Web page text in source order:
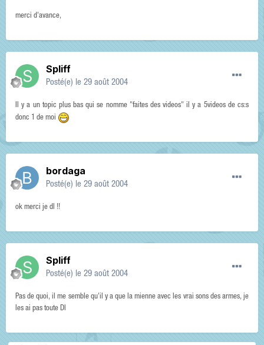
merci d'avance,
Spliff
Posté(e) le 29 août 2004
Il y a un topic plus bas qui se nomme "faites des videos" il y a 5videos de cs:s
donc 1 de moi
bordaga
Posté(e) le 29 août 2004
ok merci je dl !!
Spliff
Posté(e) le 29 août 2004
Pas de quoi, il me semble qu'il y a que la mienne avec les vrai sons des armes, je
les ai pas toute Dl